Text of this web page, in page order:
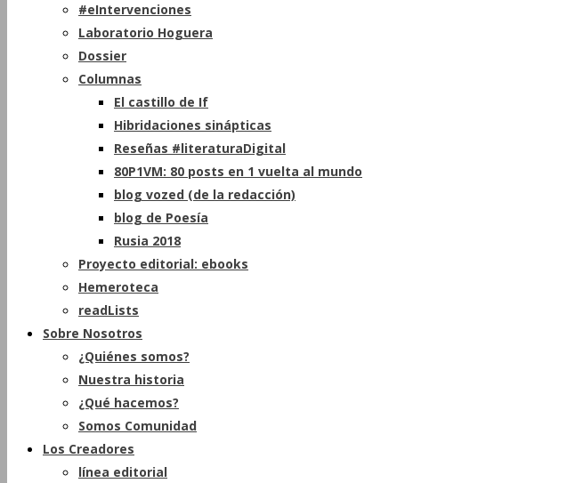
#eIntervenciones
Laboratorio Hoguera
Dossier
Columnas
El castillo de If
Hibridaciones sinápticas
Reseñas #literaturaDigital
80P1VM: 80 posts en 1 vuelta al mundo
blog vozed (de la redacción)
blog de Poesía
Rusia 2018
Proyecto editorial: ebooks
Hemeroteca
readLists
Sobre Nosotros
¿Quiénes somos?
Nuestra historia
¿Qué hacemos?
Somos Comunidad
Los Creadores
línea editorial